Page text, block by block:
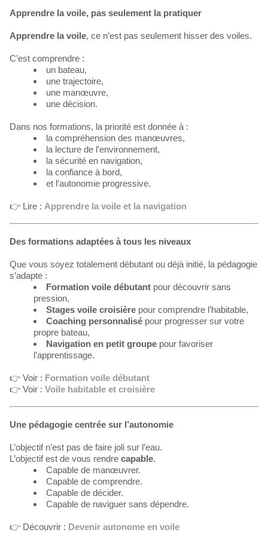
Apprendre la voile, pas seulement la pratiquer
Apprendre la voile, ce n’est pas seulement hisser des voiles.
C’est comprendre :
un bateau,
une trajectoire,
une manœuvre,
une décision.
Dans nos formations, la priorité est donnée à :
la compréhension des manœuvres,
la lecture de l’environnement,
la sécurité en navigation,
la confiance à bord,
et l’autonomie progressive.
👉 Lire : Apprendre la voile et la navigation
Des formations adaptées à tous les niveaux
Que vous soyez totalement débutant ou déjà initié, la pédagogie
s’adapte :
Formation voile débutant pour découvrir sans
pression,
Stages voile croisière pour comprendre l’habitable,
Coaching personnalisé pour progresser sur votre
propre bateau,
Navigation en petit groupe pour favoriser
l’apprentissage.
👉 Voir : Formation voile débutant
👉 Voir : Voile habitable et croisière
Une pédagogie centrée sur l’autonomie
L’objectif n’est pas de faire joli sur l’eau.
L’objectif est de vous rendre capable.
Capable de manœuvrer.
Capable de comprendre.
Capable de décider.
Capable de naviguer sans dépendre.
👉 Découvrir : Devenir autonome en voile